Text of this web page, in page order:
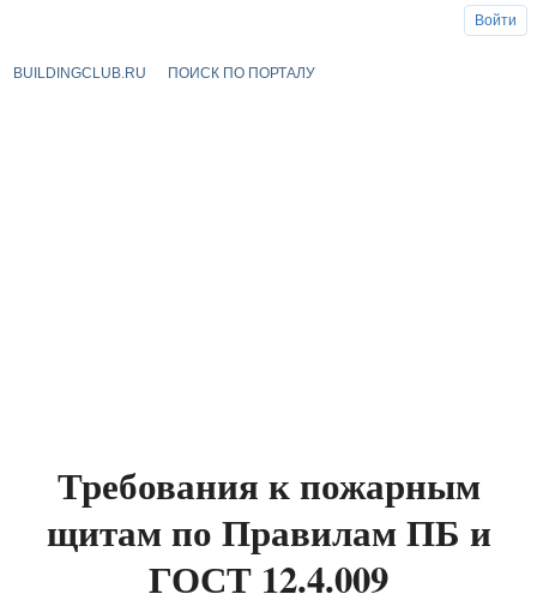
BUILDINGCLUB.RU ПОИСК ПО ПОРТАЛУ
Требования к пожарным
щитам по Правилам ПБ и
ГОСТ 12.4.009
Войти